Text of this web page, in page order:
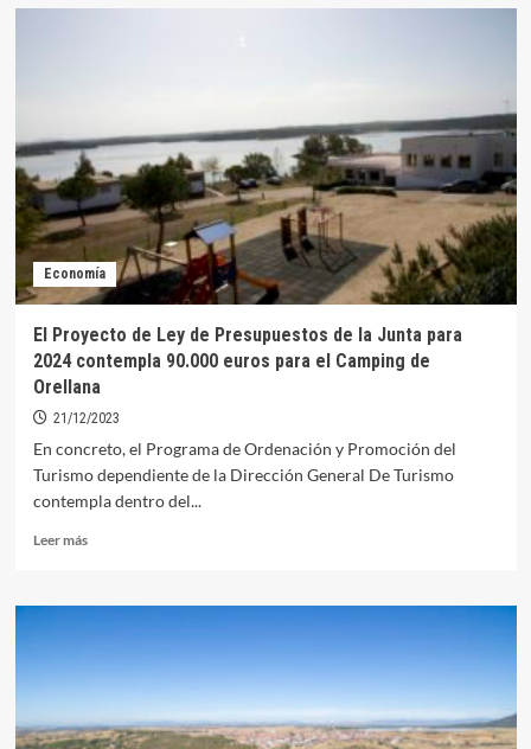
Sale
Orellana para
los
próximos
diez
años
Economía
El Proyecto de Ley de Presupuestos de la Junta para
2024 contempla 90.000 euros para el Camping de
Orellana
21/12/2023
En concreto, el Programa de Ordenación y Promoción del
Turismo dependiente de la Dirección General De Turismo
contempla dentro del...
Leer másLeer
El
Presupuestos
de